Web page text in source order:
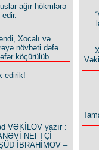
ağır hökmlərə
Xocalı və
növbəti dəfə
köçürülüb
edirik!
VƏKİLOV yazır :
NEFTÇİ
İBRAHİMOV –